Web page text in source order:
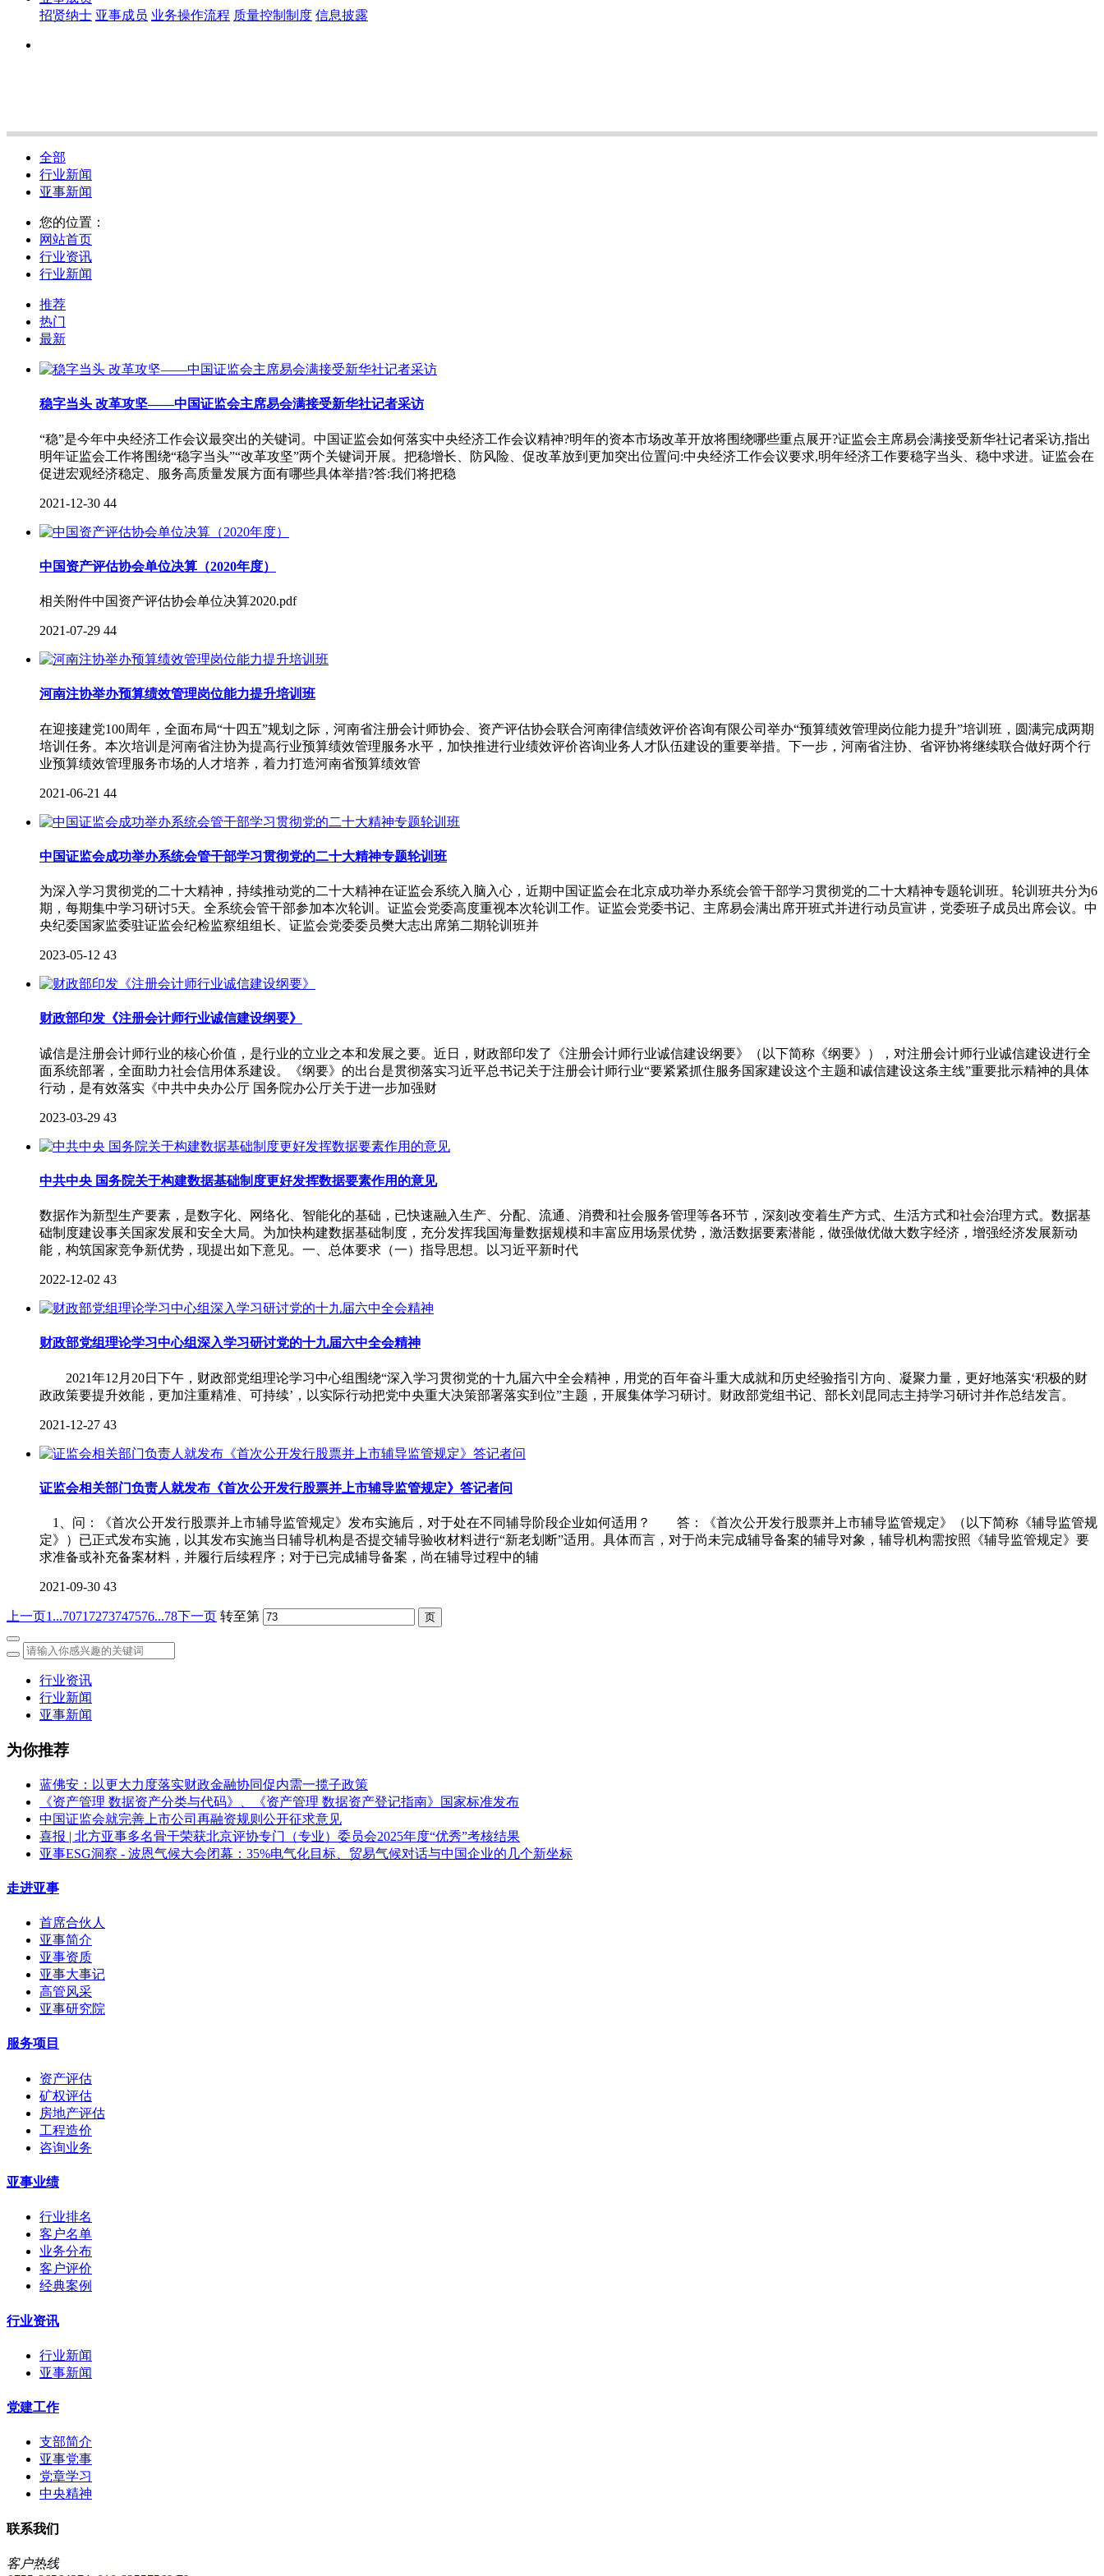
招贤纳士 亚事成员 业务操作流程 质量控制制度 信息披露
全部
行业新闻
亚事新闻
您的位置：
网站首页
行业资讯
行业新闻
推荐
热门
最新
稳字当头 改革攻坚——中国证监会主席易会满接受新华社记者采访
“稳”是今年中央经济工作会议最突出的关键词。中国证监会如何落实中央经济工作会议精神?明年的资本市场改革开放将围绕哪些重点展开?证监会主席易会满接受新华社记者采访,指出
明年证监会工作将围绕“稳字当头”“改革攻坚”两个关键词开展。把稳增长、防风险、促改革放到更加突出位置问:中央经济工作会议要求,明年经济工作要稳字当头、稳中求进。证监会在
促进宏观经济稳定、服务高质量发展方面有哪些具体举措?答:我们将把稳
2021-12-30 44
中国资产评估协会单位决算（2020年度）
相关附件中国资产评估协会单位决算2020.pdf
2021-07-29 44
河南注协举办预算绩效管理岗位能力提升培训班
在迎接建党100周年，全面布局“十四五”规划之际，河南省注册会计师协会、资产评估协会联合河南律信绩效评价咨询有限公司举办“预算绩效管理岗位能力提升”培训班，圆满完成两期
培训任务。本次培训是河南省注协为提高行业预算绩效管理服务水平，加快推进行业绩效评价咨询业务人才队伍建设的重要举措。下一步，河南省注协、省评协将继续联合做好两个行
业预算绩效管理服务市场的人才培养，着力打造河南省预算绩效管
2021-06-21 44
中国证监会成功举办系统会管干部学习贯彻党的二十大精神专题轮训班
为深入学习贯彻党的二十大精神，持续推动党的二十大精神在证监会系统入脑入心，近期中国证监会在北京成功举办系统会管干部学习贯彻党的二十大精神专题轮训班。轮训班共分为6
期，每期集中学习研讨5天。全系统会管干部参加本次轮训。证监会党委高度重视本次轮训工作。证监会党委书记、主席易会满出席开班式并进行动员宣讲，党委班子成员出席会议。中
央纪委国家监委驻证监会纪检监察组组长、证监会党委委员樊大志出席第二期轮训班并
2023-05-12 43
财政部印发《注册会计师行业诚信建设纲要》
诚信是注册会计师行业的核心价值，是行业的立业之本和发展之要。近日，财政部印发了《注册会计师行业诚信建设纲要》（以下简称《纲要》），对注册会计师行业诚信建设进行全
面系统部署，全面助力社会信用体系建设。《纲要》的出台是贯彻落实习近平总书记关于注册会计师行业“要紧紧抓住服务国家建设这个主题和诚信建设这条主线”重要批示精神的具体
行动，是有效落实《中共中央办公厅 国务院办公厅关于进一步加强财
2023-03-29 43
中共中央 国务院关于构建数据基础制度更好发挥数据要素作用的意见
数据作为新型生产要素，是数字化、网络化、智能化的基础，已快速融入生产、分配、流通、消费和社会服务管理等各环节，深刻改变着生产方式、生活方式和社会治理方式。数据基
础制度建设事关国家发展和安全大局。为加快构建数据基础制度，充分发挥我国海量数据规模和丰富应用场景优势，激活数据要素潜能，做强做优做大数字经济，增强经济发展新动
能，构筑国家竞争新优势，现提出如下意见。一、总体要求（一）指导思想。以习近平新时代
2022-12-02 43
财政部党组理论学习中心组深入学习研讨党的十九届六中全会精神
2021年12月20日下午，财政部党组理论学习中心组围绕“深入学习贯彻党的十九届六中全会精神，用党的百年奋斗重大成就和历史经验指引方向、凝聚力量，更好地落实‘积极的财
政政策要提升效能，更加注重精准、可持续’，以实际行动把党中央重大决策部署落实到位”主题，开展集体学习研讨。财政部党组书记、部长刘昆同志主持学习研讨并作总结发言。
2021-12-27 43
证监会相关部门负责人就发布《首次公开发行股票并上市辅导监管规定》答记者问
1、问：《首次公开发行股票并上市辅导监管规定》发布实施后，对于处在不同辅导阶段企业如何适用？ 答：《首次公开发行股票并上市辅导监管规定》（以下简称《辅导监管规
定》）已正式发布实施，以其发布实施当日辅导机构是否提交辅导验收材料进行“新老划断”适用。具体而言，对于尚未完成辅导备案的辅导对象，辅导机构需按照《辅导监管规定》要
求准备或补充备案材料，并履行后续程序；对于已完成辅导备案，尚在辅导过程中的辅
2021-09-30 43
上一页1...7071 7273747576...78下一页 转至第
行业资讯
行业新闻
亚事新闻
为你推荐
蓝佛安：以更大力度落实财政金融协同促内需一揽子政策
《资产管理 数据资产分类与代码》、《资产管理 数据资产登记指南》国家标准发布
中国证监会就完善上市公司再融资规则公开征求意见
喜报 | 北方亚事多名骨干荣获北京评协专门（专业）委员会2025年度“优秀”考核结果
亚事ESG洞察 - 波恩气候大会闭幕：35%电气化目标、贸易气候对话与中国企业的几个新坐标
走进亚事
首席合伙人
亚事简介
亚事资质
亚事大事记
高管风采
亚事研究院
服务项目
资产评估
矿权评估
房地产评估
工程造价
咨询业务
亚事业绩
行业排名
客户名单
业务分布
客户评价
经典案例
行业资讯
行业新闻
亚事新闻
党建工作
支部简介
亚事党事
党章学习
中央精神
联系我们
客户热线